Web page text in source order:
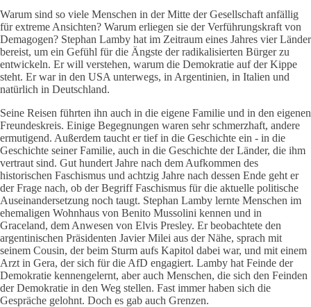
Warum sind so viele Menschen in der Mitte der Gesellschaft anfällig
für extreme Ansichten? Warum erliegen sie der Verführungskraft von
Demagogen? Stephan Lamby hat im Zeitraum eines Jahres vier Länder
bereist, um ein Gefühl für die Ängste der radikalisierten Bürger zu
entwickeln. Er will verstehen, warum die Demokratie auf der Kippe
steht. Er war in den USA unterwegs, in Argentinien, in Italien und
natürlich in Deutschland.
Seine Reisen führten ihn auch in die eigene Familie und in den eigenen
Freundeskreis. Einige Begegnungen waren sehr schmerzhaft, andere
ermutigend. Außerdem taucht er tief in die Geschichte ein - in die
Geschichte seiner Familie, auch in die Geschichte der Länder, die ihm
vertraut sind. Gut hundert Jahre nach dem Aufkommen des
historischen Faschismus und achtzig Jahre nach dessen Ende geht er
der Frage nach, ob der Begriff Faschismus für die aktuelle politische
Auseinandersetzung noch taugt. Stephan Lamby lernte Menschen im
ehemaligen Wohnhaus von Benito Mussolini kennen und in
Graceland, dem Anwesen von Elvis Presley. Er beobachtete den
argentinischen Präsidenten Javier Milei aus der Nähe, sprach mit
seinem Cousin, der beim Sturm aufs Kapitol dabei war, und mit einem
Arzt in Gera, der sich für die AfD engagiert. Lamby hat Feinde der
Demokratie kennengelernt, aber auch Menschen, die sich den Feinden
der Demokratie in den Weg stellen. Fast immer haben sich die
Gespräche gelohnt. Doch es gab auch Grenzen.